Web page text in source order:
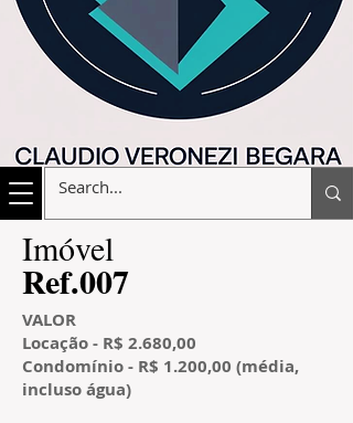
​Imóvel
​Ref.007
VALOR
Locação - R$ 2.680,00
Condomínio - R$ 1.200,00 (média,
incluso água)